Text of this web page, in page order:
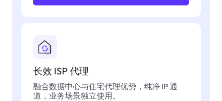
长效 ISP 代理
融合数据中心与住宅代理优势，纯净 IP 通
道，业务场景独立使用。